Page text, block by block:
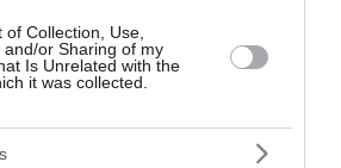
Collection, Use,
and/or Sharing of my
Is Unrelated with the
it was collected.
αναρτάται δεν ισχύει» -
όλων των εγκυκλίων στο Δημόσιο
ΟΙ ΕΙΔΗΣΕΙΣ →